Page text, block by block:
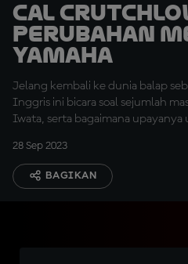
Cal
Perubahan
Yamaha
Jelang kembali ke dunia balap
Inggris ini bicara soal sejumlah
Iwata, serta bagaimana
28 Sep 2023
BAGIKAN